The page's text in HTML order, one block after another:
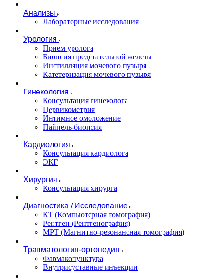
Анализы
Лабораторные исследования
Урология
Прием уролога
Биопсия предстательной железы
Инстилляция мочевого пузыря
Катетеризация мочевого пузыря
Гинекология
Консультация гинеколога
Цервикометрия
Интимное омоложение
Пайпель-биопсия
Кардиология
Консультация кардиолога
ЭКГ
Хирургия
Консультация хирурга
Диагностика / Исследование
КТ (Компьютерная томография)
Рентген (Рентгенография)
МРТ (Магнитно-резонансная томография)
Травматология-ортопедия
Фармакопунктура
Внутрисуставные инъекции